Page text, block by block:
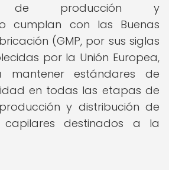
de producción y
cumplan con las Buenas
(GMP, por sus siglas
por la Unión Europea,
mantener estándares de
en todas las etapas de
y distribución de
destinados a la